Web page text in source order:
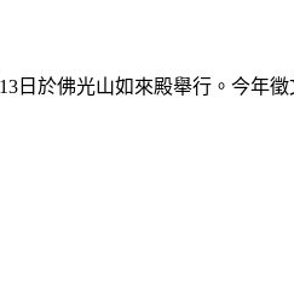
日於佛光山如來殿舉行。今年